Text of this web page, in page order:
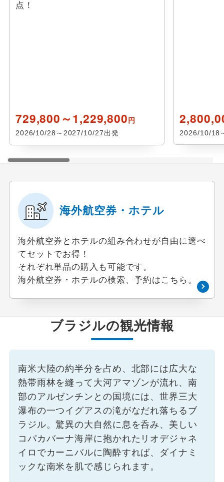
点！
729,800～1,229,800円
2026/10/28～2027/10/27出発 2026/10/18
海外航空券・ホテル
海外航空券とホテルの組み合わせが自由に選べ
てセットでお得！
それぞれ単品の購入も可能です。
海外航空券・ホテルの検索、予約はこちら。
ブラジルの観光情報
南米大陸の約半分を占め、北部には広大な
熱帯雨林を縫って大河アマゾンが流れ、南
部のアルゼンチンとの国境には、世界三大
瀑布の一つイグアスの滝がなだれ落ちるブ
ラジル。驚異の大自然に息を呑み、美しい
コパカバーナ海岸に抱かれたリオデジャネ
イロでカーニバルに陶酔すれば、ダイナミ
ックな南米を肌で感じられます。